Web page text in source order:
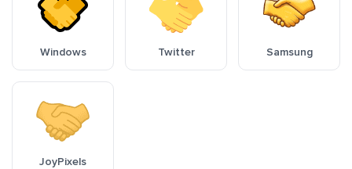
Windows Twitter Samsung
JoyPixels